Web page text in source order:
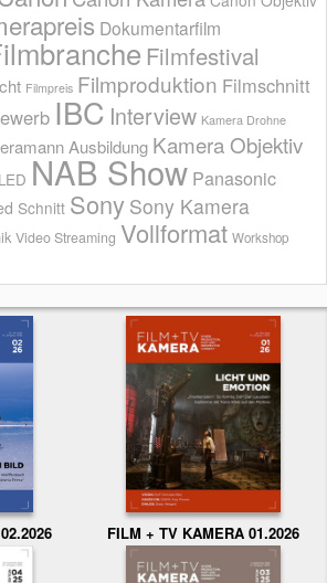
Dokumentarfilm
Filmfestival
Filmpreis Filmproduktion Filmschnitt
IBC Interview Kamera Drohne
Ausbildung Kamera Objektiv
LED NAB Show Panasonic
Schnitt Sony Sony Kamera
Video Streaming Vollformat Workshop
FILM + TV KAMERA 01.2026